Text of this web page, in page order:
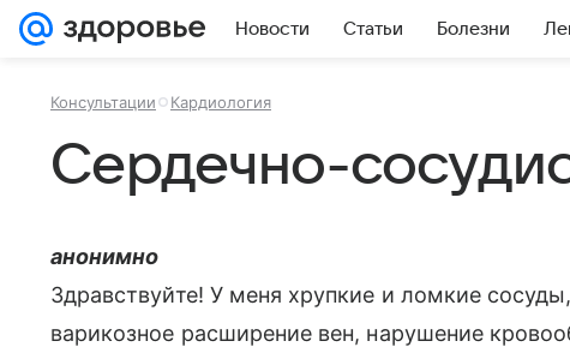
Новости Статьи Болезни
Консультации Кардиология
Сердечно-
анонимно
Здравствуйте! У меня хрупкие и ломкие
варикозное расширение вен, нарушение